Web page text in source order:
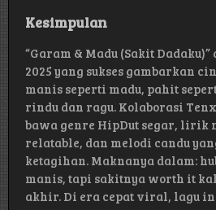
Kesimpulan
“Garam & Madu (Sakit
2025 yang sukses gambarkan
manis seperti madu, pahit
rindu dan ragu. Kolaborasi
bawa genre HipDut segar,
relatable, dan melodi candu
ketagihan. Maknanya dalam:
manis, tapi sakitnya worth it
akhir. Di era cepat viral, lagu